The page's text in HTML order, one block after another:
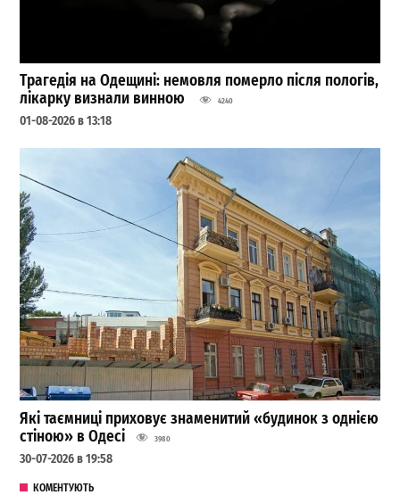
Трагедія на Одещині: немовля померло після пологів,
лікарку визнали винною
4240
01-08-2026 в 13:18
Які таємниці приховує знаменитий «будинок з однією
стіною» в Одесі
3980
30-07-2026 в 19:58
КОМЕНТУЮТЬ